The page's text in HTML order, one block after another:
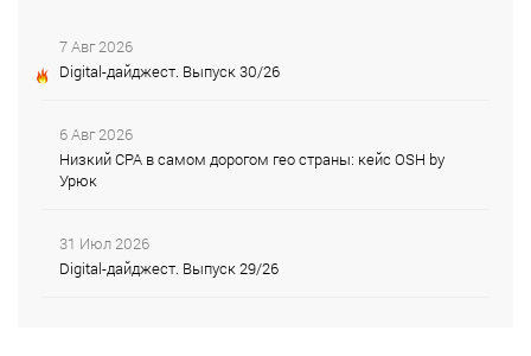
7 Авг 2026
Digital-дайджест. Выпуск 30/26
6 Авг 2026
Низкий CPA в самом дорогом гео страны: кейс OSH by
Урюк
31 Июл 2026
Digital-дайджест. Выпуск 29/26